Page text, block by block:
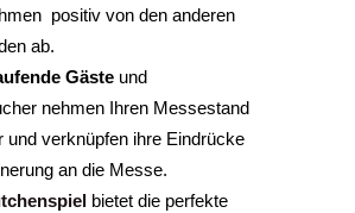
positiv von den anderen
ab.
Gäste und
nehmen Ihren Messestand
und verknüpfen ihre Eindrücke
an die Messe.
bietet die perfekte